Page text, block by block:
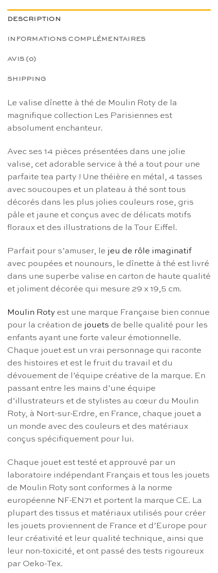
DESCRIPTION
INFORMATIONS COMPLÉMENTAIRES
AVIS (0)
SHIPPING
Le valise dînette à thé de Moulin Roty de la
magnifique collection Les Parisiennes est
absolument enchanteur.
Avec ses 14 pièces présentées dans une jolie
valise, cet adorable service à thé a tout pour une
parfaite tea party ! Une théière en métal, 4 tasses
avec soucoupes et un plateau à thé sont tous
décorés dans les plus jolies couleurs rose, gris
pâle et jaune et conçus avec de délicats motifs
floraux et des illustrations de la Tour Eiffel.
Parfait pour s’amuser, le jeu de rôle imaginatif
avec poupées et nounours, le dînette à thé est livré
dans une superbe valise en carton de haute qualité
et joliment décorée qui mesure 29 x 19,5 cm.
Moulin Roty est une marque Française bien connue
pour la création de jouets de belle qualité pour les
enfants ayant une forte valeur émotionnelle.
Chaque jouet est un vrai personnage qui raconte
des histoires et est le fruit du travail et du
dévouement de l’équipe créative de la marque. En
passant entre les mains d’une équipe
d’illustrateurs et de stylistes au cœur du Moulin
Roty, à Nort-sur-Erdre, en France, chaque jouet a
un monde avec des couleurs et des matériaux
conçus spécifiquement pour lui.
Chaque jouet est testé et approuvé par un
laboratoire indépendant Français et tous les jouets
de Moulin Roty sont conformes à la norme
européenne NF-EN71 et portent la marque CE. La
plupart des tissus et matériaux utilisés pour créer
les jouets proviennent de France et d’Europe pour
leur créativité et leur qualité technique, ainsi que
leur non-toxicité, et ont passé des tests rigoureux
par Oeko-Tex.